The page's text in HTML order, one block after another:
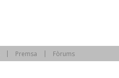
Premsa Fòrums